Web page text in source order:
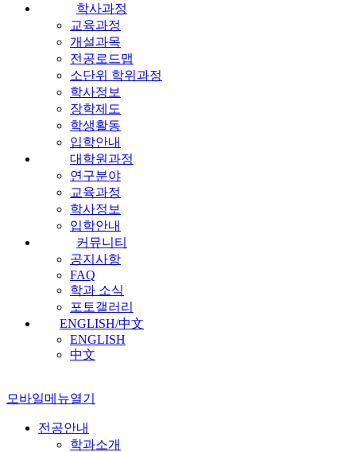
학사과정
교육과정
개설과목
전공로드맵
소단위 학위과정
학사정보
장학제도
학생활동
입학안내
대학원과정
연구분야
교육과정
학사정보
입학안내
커뮤니티
공지사항
FAQ
학과 소식
포토갤러리
ENGLISH/中文
ENGLISH
中文
모바일메뉴열기
전공안내
학과소개